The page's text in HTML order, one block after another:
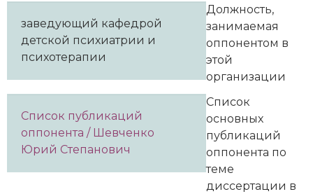
заведующий кафедрой
детской психиатрии и
психотерапии
Должность,
занимаемая
оппонентом в
этой
организации
Список публикаций
оппонента / Шевченко
Юрий Степанович
Список
основных
публикаций
оппонента по
теме
диссертации в